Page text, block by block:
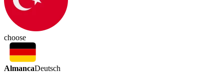
choose
AlmancaDeutsch